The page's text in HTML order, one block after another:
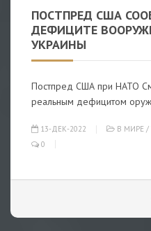
ПОСТПРЕД США
ДЕФИЦИТЕ
УКРАИНЫ
Постпред США при НАТО
реальным дефицитом
13-ДЕК-2022 В МИРЕ /
0